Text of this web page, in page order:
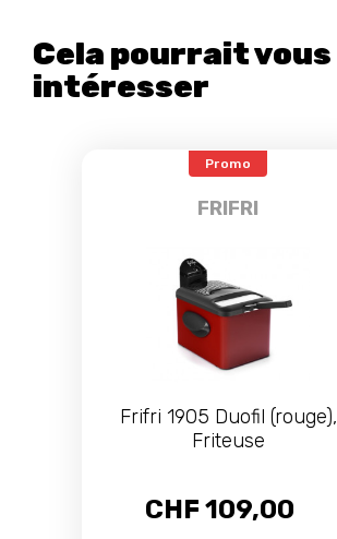
Cela pourrait vous
intéresser
Promo
FRIFRI
Frifri 1905 Duofil (rouge),
Friteuse
CHF 109,00